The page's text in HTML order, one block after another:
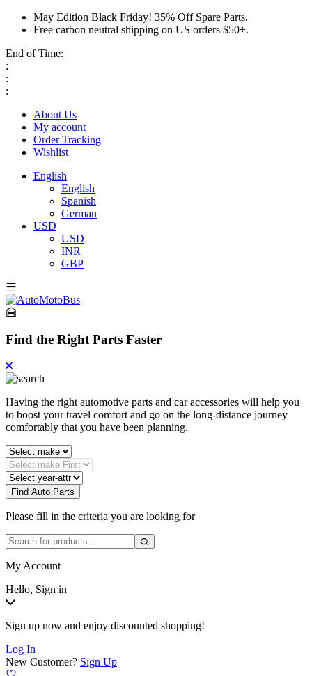
May Edition Black Friday! 35% Off Spare Parts.
Free carbon neutral shipping on US orders $50+.
End of Time:
:
:
:
About Us
My account
Order Tracking
Wishlist
English
English
Spanish
German
USD
USD
INR
GBP
Find the Right Parts Faster
Having the right automotive parts and car accessories will help you
to boost your travel comfort and go on the long-distance journey
comfortably that you have been planning.
Find Auto Parts
Please fill in the criteria you are looking for
My Account
Hello, Sign in
Sign up now and enjoy discounted shopping!
Log In
New Customer? Sign Up